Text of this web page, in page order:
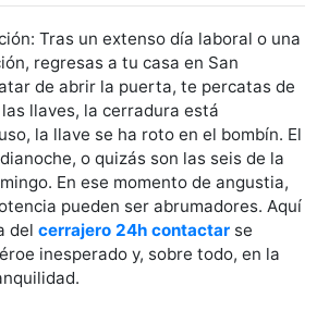
Tras un extenso día laboral o una
regresas a tu casa en San
de abrir la puerta, te percatas de
llaves, la cerradura está
la llave se ha roto en el bombín. El
o quizás son las seis de la
En ese momento de angustia,
pueden ser abrumadores. Aquí
delcerrajero 24h contactar se
inesperado y, sobre todo, en la